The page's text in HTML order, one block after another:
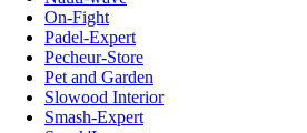
On-Fight
Padel-Expert
Pecheur-Store
Pet and Garden
Slowood Interior
Smash-Expert